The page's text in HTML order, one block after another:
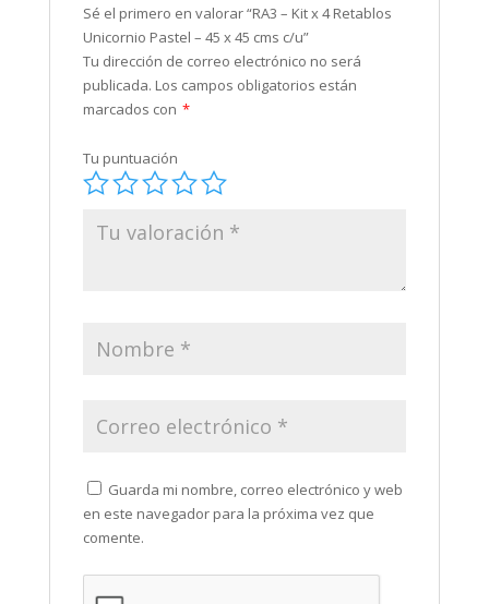
Sé el primero en valorar “RA3 – Kit x 4 Retablos
Unicornio Pastel – 45 x 45 cms c/u”
Tu dirección de correo electrónico no será
publicada. Los campos obligatorios están
marcados con *
Tu puntuación
Guarda mi nombre, correo electrónico y web
en este navegador para la próxima vez que
comente.